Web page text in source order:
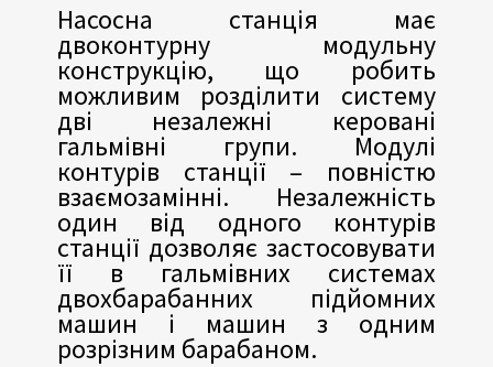
Насосна станція має
двоконтурну модульну
конструкцію, що робить
можливим розділити систему
дві незалежні керовані
гальмівні групи. Модулі
контурів станції – повністю
взаємозамінні. Незалежність
один від одного контурів
станції дозволяє застосовувати
її в гальмівних системах
двохбарабанних підйомних
машин і машин з одним
розрізним барабаном.